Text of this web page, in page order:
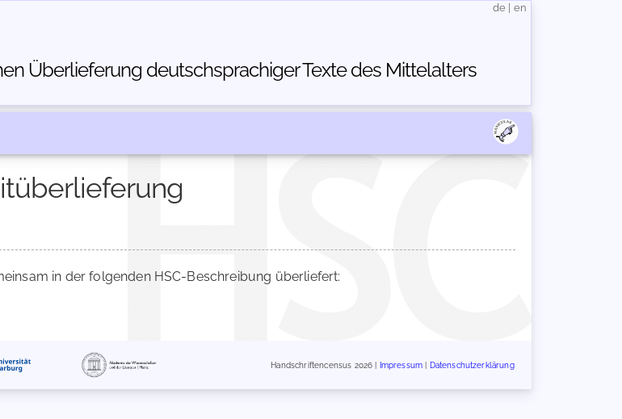
Über­lieferung deutschsprachiger Texte des Mittelalters
de en
in der folgenden HSC-Beschreibung überliefert:
Handschriftencensus 2026 | Impressum Datenschutzerklärung